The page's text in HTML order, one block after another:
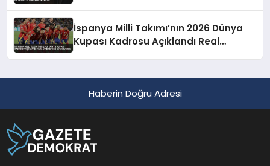
İspanya Milli Takımı’nın 2026 Dünya
Kupası Kadrosu Açıklandı Real
Haberin Doğru Adresi